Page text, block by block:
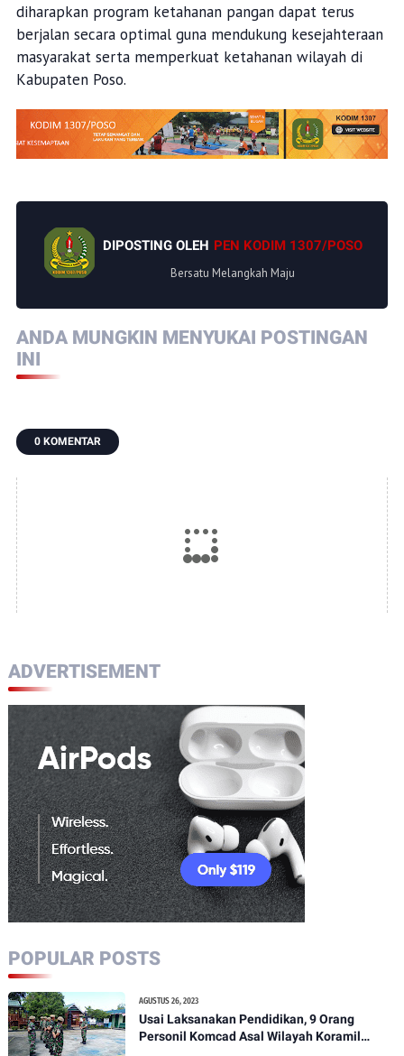
diharapkan program ketahanan pangan dapat terus
berjalan secara optimal guna mendukung kesejahteraan
masyarakat serta memperkuat ketahanan wilayah di
Kabupaten Poso.
DIPOSTING OLEH PEN KODIM 1307/POSO
Bersatu Melangkah Maju
ANDA MUNGKIN MENYUKAI POSTINGAN
INI
0 KOMENTAR
ADVERTISEMENT
POPULAR POSTS
AGUSTUS 26, 2023
Usai Laksanakan Pendidikan, 9 Orang
Personil Komcad Asal Wilayah Koramil